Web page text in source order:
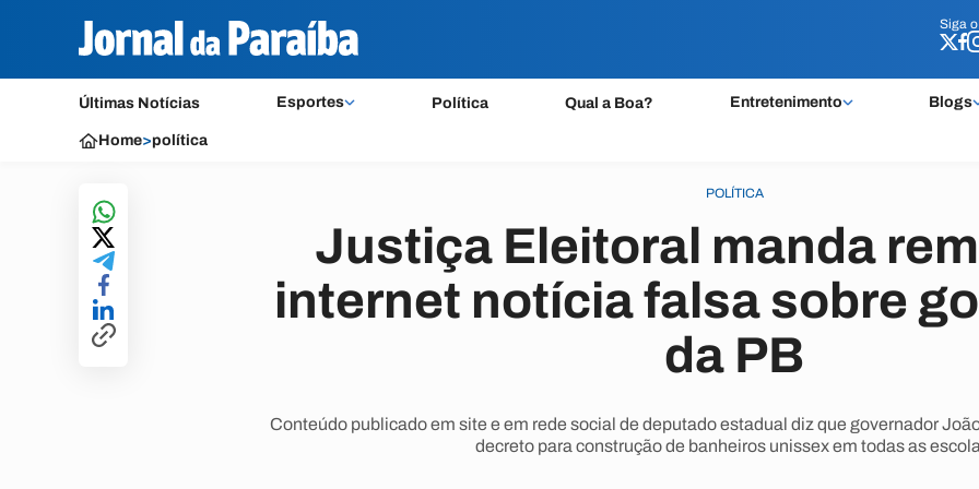
Siga o
Últimas Notícias Esportes Política Qual a Boa? Entretenimento Blogs
Siga o
Home>política
POLÍTICA
Justiça Eleitoral manda
internet notícia falsa sobre
da PB
Conteúdo publicado em site e em rede social de deputado estadual diz que governador
decreto para construção de banheiros unissex em todas as